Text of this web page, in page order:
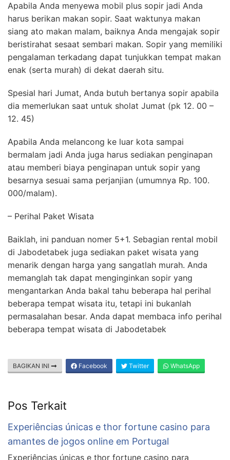
Apabila Anda menyewa mobil plus sopir jadi Anda
harus berikan makan sopir. Saat waktunya makan
siang ato makan malam, baiknya Anda mengajak sopir
beristirahat sesaat sembari makan. Sopir yang memiliki
pengalaman terkadang dapat tunjukkan tempat makan
enak (serta murah) di dekat daerah situ.
Spesial hari Jumat, Anda butuh bertanya sopir apabila
dia memerlukan saat untuk sholat Jumat (pk 12. 00 –
12. 45)
Apabila Anda melancong ke luar kota sampai
bermalam jadi Anda juga harus sediakan penginapan
atau memberi biaya penginapan untuk sopir yang
besarnya sesuai sama perjanjian (umumnya Rp. 100.
000/malam).
– Perihal Paket Wisata
Baiklah, ini panduan nomer 5+1. Sebagian rental mobil
di Jabodetabek juga sediakan paket wisata yang
menarik dengan harga yang sangatlah murah. Anda
memanglah tak dapat menginginkan sopir yang
mengantarkan Anda bakal tahu beberapa hal perihal
beberapa tempat wisata itu, tetapi ini bukanlah
permasalahan besar. Anda dapat membaca info perihal
beberapa tempat wisata di Jabodetabek
BAGIKAN INI Facebook Twitter WhatsApp
Pos Terkait
Experiências únicas e thor fortune casino para
amantes de jogos online em Portugal
Experiências únicas e thor fortune casino para